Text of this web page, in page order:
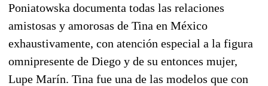
Poniatowska documenta todas las relaciones
amistosas y amorosas de Tina en México
exhaustivamente, con atención especial a la figura
omnipresente de Diego y de su entonces mujer,
Lupe Marín. Tina fue una de las modelos que con